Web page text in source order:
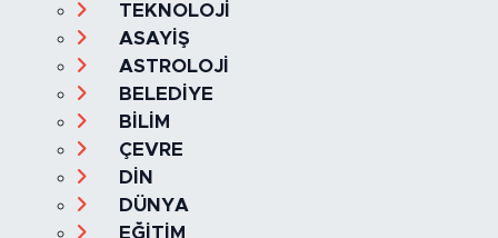
TEKNOLOJİ
ASAYİŞ
ASTROLOJİ
BELEDİYE
BİLİM
ÇEVRE
DİN
DÜNYA
EĞİTİM